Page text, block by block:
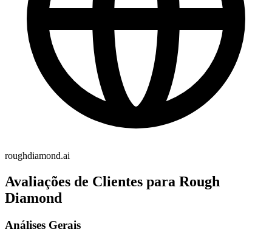
roughdiamond.ai
Avaliações de Clientes para Rough
Diamond
Análises Gerais